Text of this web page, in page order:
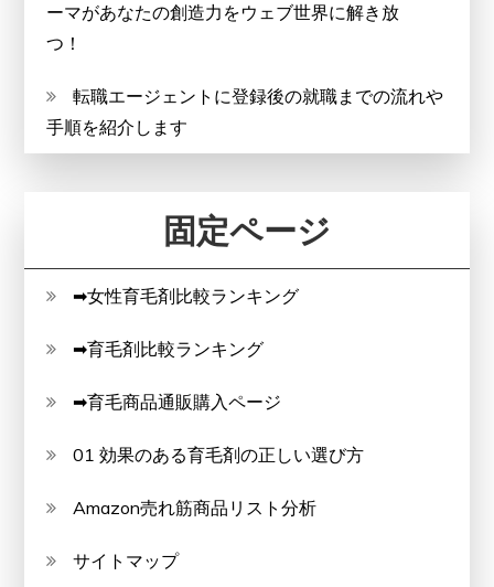
ーマがあなたの創造力をウェブ世界に解き放
つ！
転職エージェントに登録後の就職までの流れや
手順を紹介します
固定ページ
➡女性育毛剤比較ランキング
➡育毛剤比較ランキング
➡育毛商品通販購入ページ
01 効果のある育毛剤の正しい選び方
Amazon売れ筋商品リスト分析
サイトマップ